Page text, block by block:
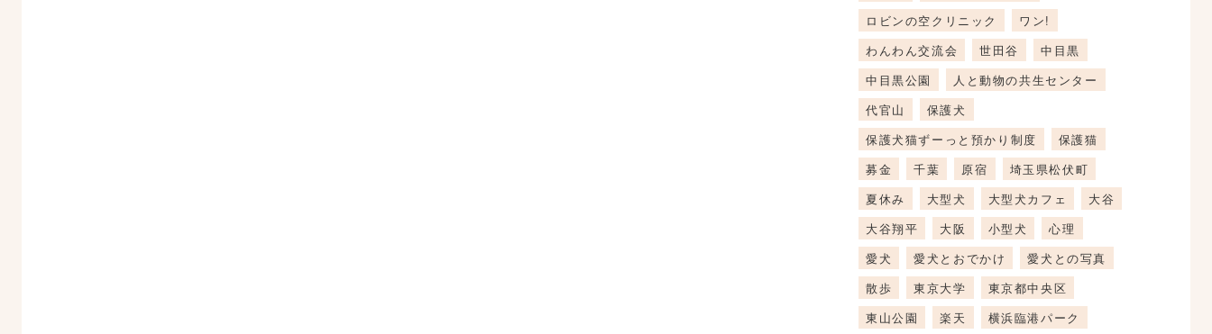
ロビンの空クリニック
ワン!
わんわん交流会
世田谷
中目黒
中目黒公園
人と動物の共生センター
代官山
保護犬
保護犬猫ずーっと預かり制度
保護猫
募金
千葉 原宿
埼玉県松伏町
夏休み
大型犬 大型犬カフェ
大谷
大谷翔平
大阪 小型犬
心理
愛犬
愛犬とおでかけ
愛犬との写真
散歩
東京大学
東京都中央区
東山公園
楽天
横浜臨港パーク